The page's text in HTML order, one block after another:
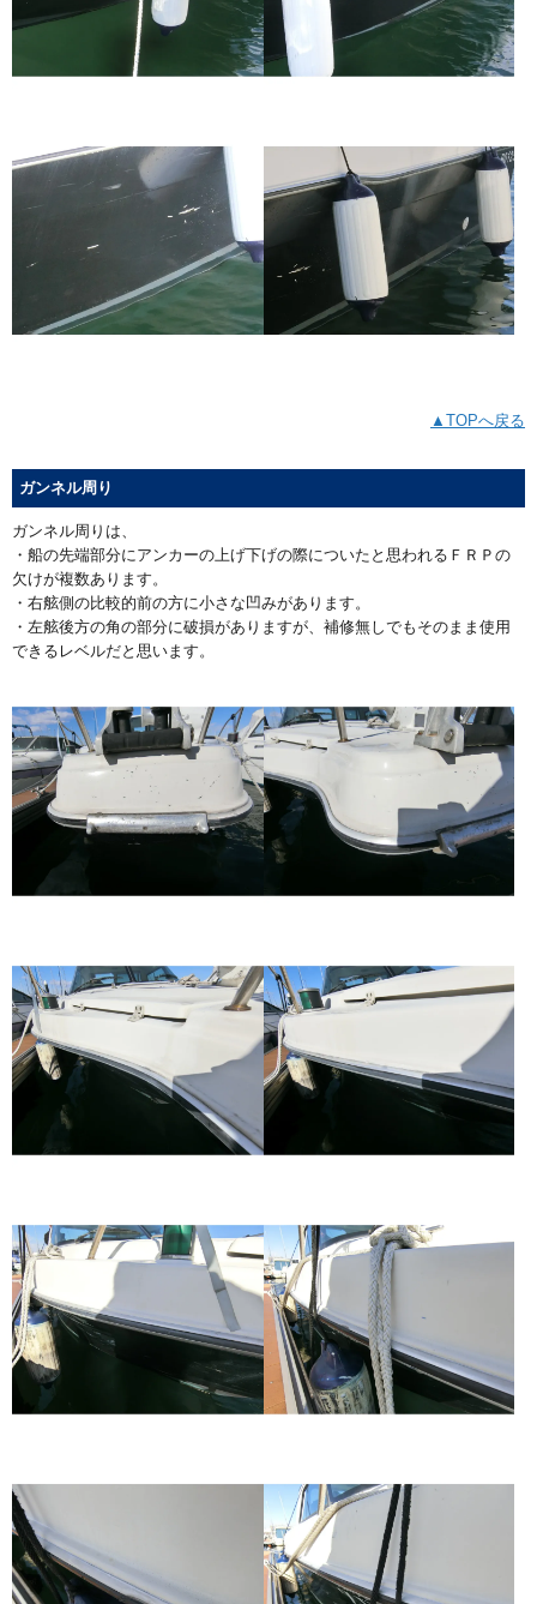
▲TOPへ戻る
ガンネル周り
ガンネル周りは、
・船の先端部分にアンカーの上げ下げの際についたと思われるＦＲＰの
欠けが複数あります。
・右舷側の比較的前の方に小さな凹みがあります。
・左舷後方の角の部分に破損がありますが、補修無しでもそのまま使用
できるレベルだと思います。